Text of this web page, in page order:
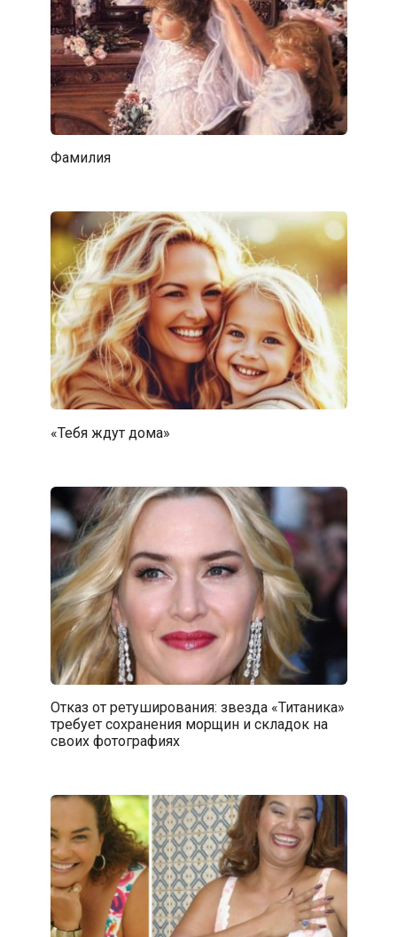
Фамилия
«Тебя ждут дома»
Отказ от ретуширования: звезда «Титаника»
требует сохранения морщин и складок на
своих фотографиях